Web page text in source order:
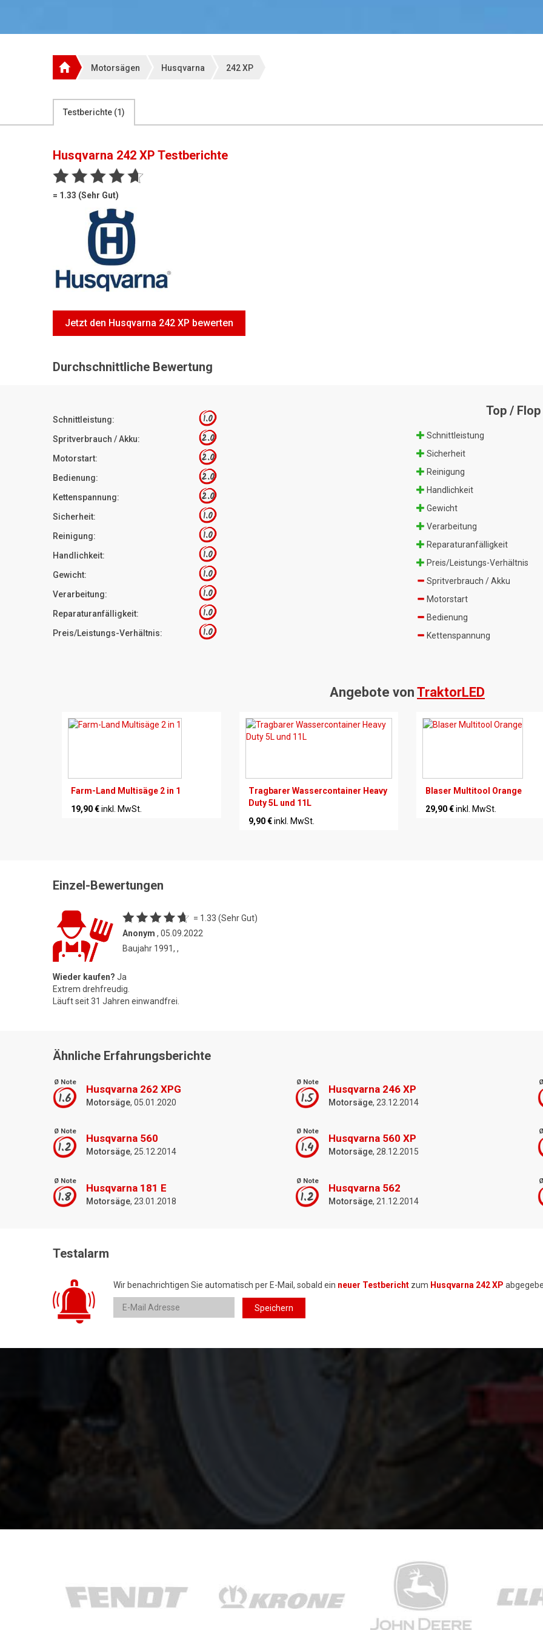
Motorsägen Husqvarna 242 XP
Testberichte (1)
Husqvarna 242 XP Testberichte
= 1.33 (Sehr Gut)
Jetzt den Husqvarna 242 XP bewerten
Durchschnittliche Bewertung
Schnittleistung: 1.0
Spritverbrauch / Akku: 2.0
Motorstart: 2.0
Bedienung: 2.0
Kettenspannung: 2.0
Sicherheit: 1.0
Reinigung: 1.0
Handlichkeit: 1.0
Gewicht: 1.0
Verarbeitung: 1.0
Reparaturanfälligkeit: 1.0
Preis/Leistungs-Verhältnis: 1.0
Top / Flop
Schnittleistung
Sicherheit
Reinigung
Handlichkeit
Gewicht
Verarbeitung
Reparaturanfälligkeit
Preis/Leistungs-Verhältnis
Spritverbrauch / Akku
Motorstart
Bedienung
Kettenspannung
Angebote von TraktorLED
Farm-Land Multisäge 2 in 1
19,90 €inkl. MwSt.
Tragbarer Wassercontainer Heavy
Duty 5L und 11L
9,90 € inkl. MwSt.
Blaser Multitool Orange
29,90 €inkl. MwSt.
Einzel-Bewertungen
= 1.33 (Sehr Gut)
Anonym , 05.09.2022
Baujahr 1991, ,
Wieder kaufen? Ja
Extrem drehfreudig.
Läuft seit 31 Jahren einwandfrei.
Ähnliche Erfahrungsberichte
Ø Note
1.6
Husqvarna 262 XPG
Motorsäge, 05.01.2020
Ø Note
1.5
Husqvarna 246 XP
Motorsäge, 23.12.2014
Ø Note
1.2
Husqvarna 560
Motorsäge, 25.12.2014
Ø Note
1.4
Husqvarna 560 XP
Motorsäge, 28.12.2015
Ø Note
1.8
Husqvarna 181 E
Motorsäge, 23.01.2018
Ø Note
1.2
Husqvarna 562
Motorsäge, 21.12.2014
Testalarm
Wir benachrichtigen Sie automatisch per E-Mail, sobald ein neuer Testbericht zum Husqvarna 242 XP
Speichern